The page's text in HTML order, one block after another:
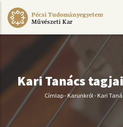
Ugrás
Pécsi Tudományegyetem
Művészeti Kar
Kari Tanács
Morzsa
Címlap-Karunkról - Kari